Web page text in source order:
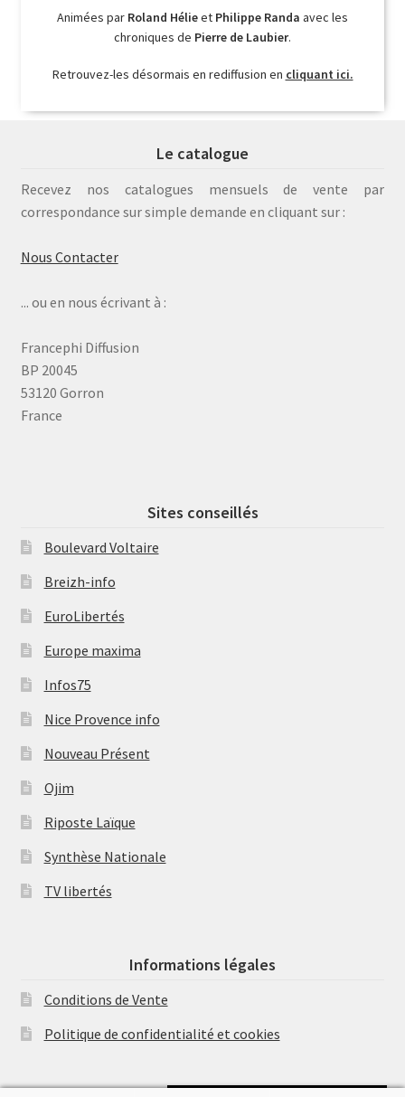
Animées par Roland Hélieet Philippe Randa avec les
chroniques de Pierre de Laubier.
Retrouvez-les désormais en rediffusion en cliquant ici.
Le catalogue
Recevez nos catalogues mensuels de vente par
correspondance sur simple demande en cliquant sur :
Nous Contacter
... ou en nous écrivant à :
Francephi Diffusion
BP 20045
53120 Gorron
France
Sites conseillés
Boulevard Voltaire
Breizh-info
EuroLibertés
Europe maxima
Infos75
Nice Provence info
Nouveau Présent
Ojim
Riposte Laïque
Synthèse Nationale
TV libertés
Informations légales
Conditions de Vente
Politique de confidentialité et cookies